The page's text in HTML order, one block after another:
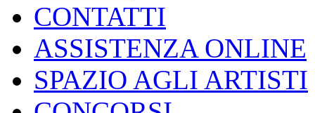
CONTATTI
ASSISTENZA ONLINE
SPAZIO AGLI ARTISTI